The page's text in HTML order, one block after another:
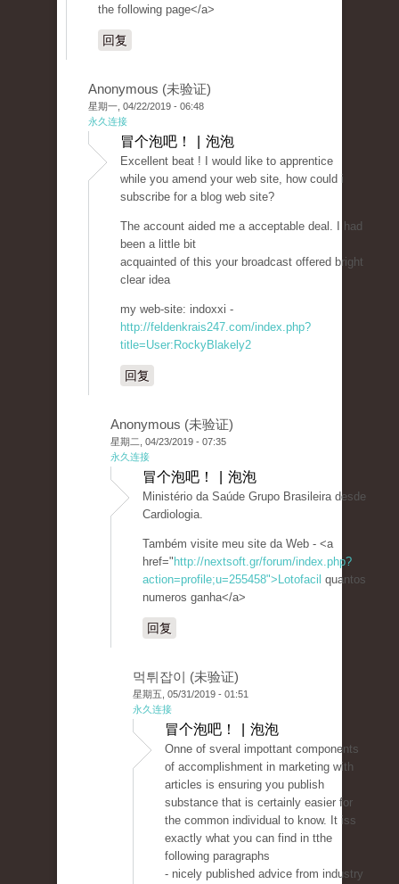
the following page</a>
回复
Anonymous (未验证)
星期一, 04/22/2019 - 06:48
永久连接
冒个泡吧！ | 泡泡
Excellent beat ! I would like to apprentice
while you amend your web site, how could i
subscribe for a blog web site?
The account aided me a acceptable deal. I had
been a little bit
acquainted of this your broadcast offered bright
clear idea
my web-site: indoxxi -
http://feldenkrais247.com/index.php?
title=User:RockyBlakely2
回复
Anonymous (未验证)
星期二, 04/23/2019 - 07:35
永久连接
冒个泡吧！ | 泡泡
Ministério da Saúde Grupo Brasileira desde
Cardiologia.
Também visite meu site da Web - <a
href=" http://nextsoft.gr/forum/index.php?
action=profile;u=255458">Lotofacil quantos
numeros ganha</a>
回复
먹튀잡이 (未验证)
星期五, 05/31/2019 - 01:51
永久连接
冒个泡吧！ | 泡泡
Onne of sveral impottant components
of accomplishment in marketing with
articles is ensuring you publish
substance that is certainly easier for
the common individual to know. It iss
exactly what you can find in tthe
following paragraphs
- nicely published advice from industry